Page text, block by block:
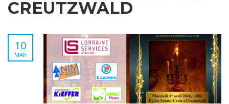
CREUTZWALD
10
MAR